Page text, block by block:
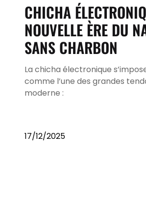
CHICHA
NOUVELLE ÈRE DU
SANS CHARBON
La chicha électronique
comme l’une des grandes
moderne :
17/12/2025